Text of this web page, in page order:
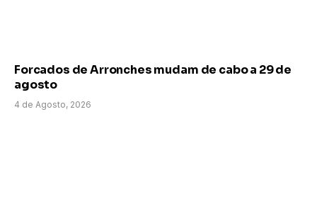
Forcados de Arronches mudam de cabo a 29 de
agosto
4 de Agosto, 2026